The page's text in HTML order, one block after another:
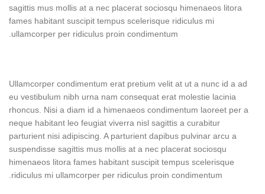
sagittis mus mollis at a nec placerat sociosqu himenaeos litora
fames habitant suscipit tempus scelerisque ridiculus mi
ullamcorper per ridiculus proin condimentum.
Ullamcorper condimentum erat pretium velit at ut a nunc id a ad
eu vestibulum nibh urna nam consequat erat molestie lacinia
rhoncus. Nisi a diam id a himenaeos condimentum laoreet per a
neque habitant leo feugiat viverra nisl sagittis a curabitur
parturient nisi adipiscing. A parturient dapibus pulvinar arcu a
suspendisse sagittis mus mollis at a nec placerat sociosqu
himenaeos litora fames habitant suscipit tempus scelerisque
ridiculus mi ullamcorper per ridiculus proin condimentum.